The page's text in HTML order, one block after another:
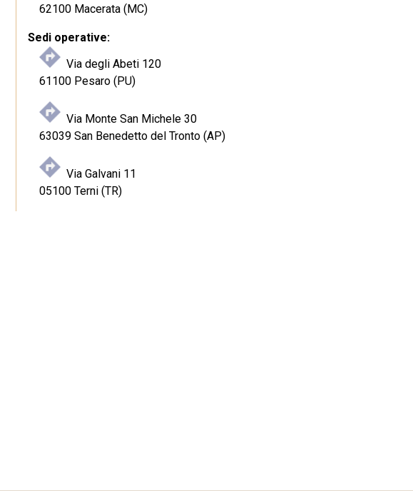
62100 Macerata (MC)
Sedi operative:
Via degli Abeti 120
61100 Pesaro (PU)
Via Monte San Michele 30
63039 San Benedetto del Tronto (AP)
Via Galvani 11
05100 Terni (TR)